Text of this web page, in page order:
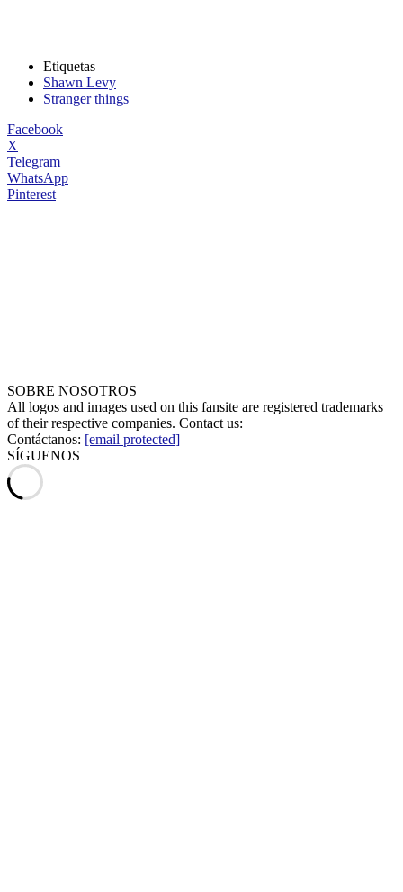
Etiquetas
Shawn Levy
Stranger things
Facebook
X
Telegram
WhatsApp
Pinterest
SOBRE NOSOTROS
All logos and images used on this fansite are registered trademarks
of their respective companies. Contact us:
Contáctanos: [email protected]
SÍGUENOS